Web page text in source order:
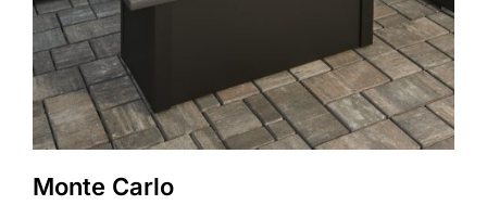
Monte Carlo